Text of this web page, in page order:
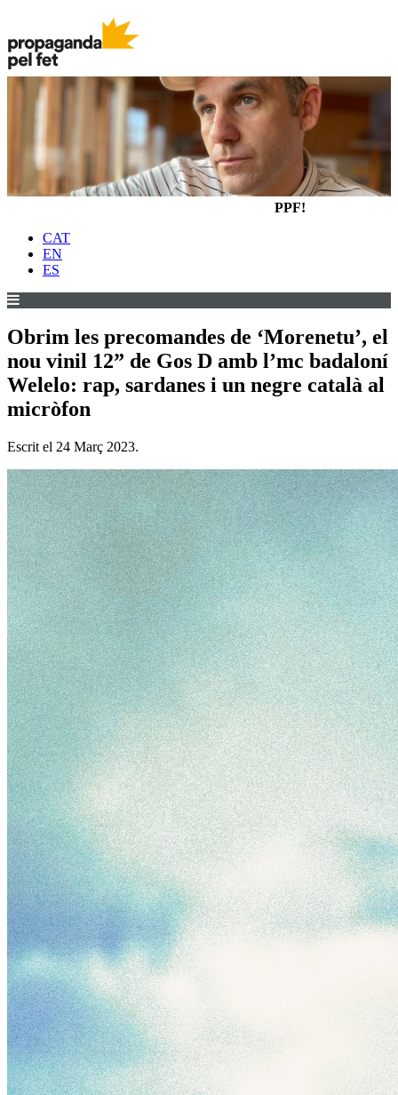
PPF!
CAT
EN
ES
Obrim les precomandes de ‘Morenetu’, el
nou vinil 12” de Gos D amb l’mc badaloní
Welelo: rap, sardanes i un negre català al
micròfon
Escrit el 24 Març 2023.